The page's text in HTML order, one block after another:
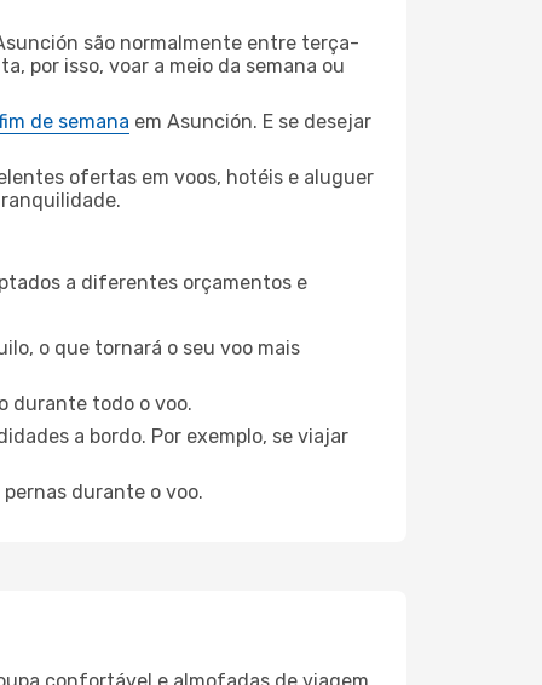
são normalmente entre terça-
por isso, voar a meio da semana ou
de semana em Asunción. E se desejar
ofertas em voos, hotéis e aluguer
a diferentes orçamentos e
o que tornará o seu voo mais
durante todo o voo.
a bordo. Por exemplo, se viajar
durante o voo.